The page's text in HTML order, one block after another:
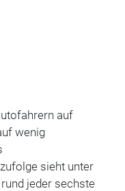
auf
wenig
sieht unter
jeder sechste